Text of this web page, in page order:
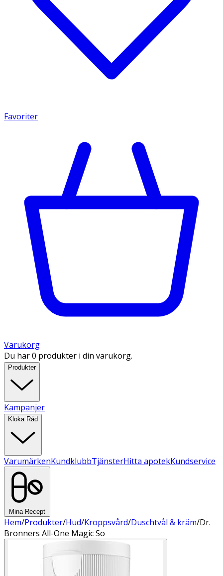
Favoriter
Varukorg
Du har 0 produkter i din varukorg.
Produkter
Kampanjer
Kloka Råd
VarumärkenKundklubbTjänsterHitta apotekKundservice
Mina Recept
Hem/Produkter/Hud/Kroppsvård/Duschtvål & kräm/Dr.
Bronners All-One Magic So